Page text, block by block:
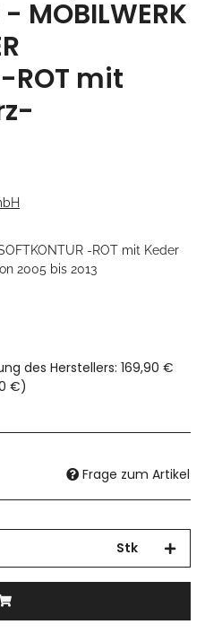
MOBILWERK
-ROT mit
-ROT mit Keder
2005 bis 2013
des Herstellers: 169,90 €
€)
Frage zum Artikel
Stk